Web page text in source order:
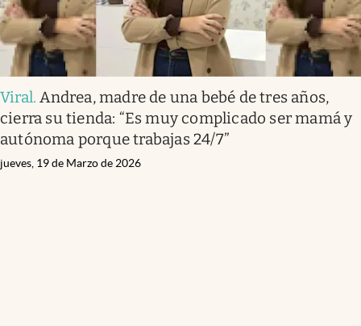
Viral.Andrea, madre de una bebé de tres años,
cierra su tienda: “Es muy complicado ser mamá y
autónoma porque trabajas 24/7”
jueves, 19 de Marzo de 2026